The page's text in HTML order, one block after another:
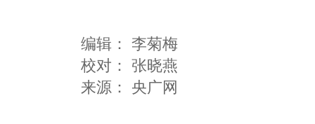
编辑： 李菊梅
校对： 张晓燕